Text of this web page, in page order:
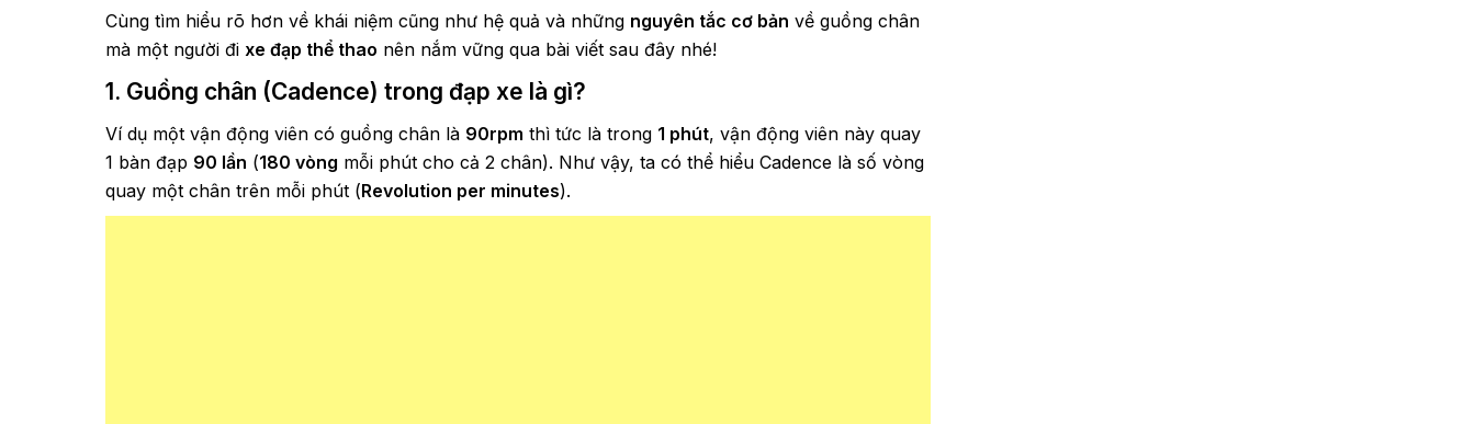
Cùng tìm hiểu rõ hơn về khái niệm cũng như hệ quả và những nguyên tắc cơ bản về guồng chân
mà một người đi xe đạp thể thao nên nắm vững qua bài viết sau đây nhé!
1. Guồng chân (Cadence) trong đạp xe là gì?
Ví dụ một vận động viên có guồng chân là 90rpm thì tức là trong 1 phút, vận động viên này quay
1 bàn đạp 90 lần (180 vòng mỗi phút cho cả 2 chân). Như vậy, ta có thể hiểu Cadence là số vòng
quay một chân trên mỗi phút (Revolution per minutes).